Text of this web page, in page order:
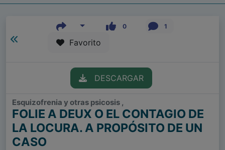
0 1
Favorito
DESCARGAR
Esquizofrenia y otras psicosis ,
FOLIE A DEUX O EL CONTAGIO DE
LA LOCURA. A PROPÓSITO DE UN
CASO